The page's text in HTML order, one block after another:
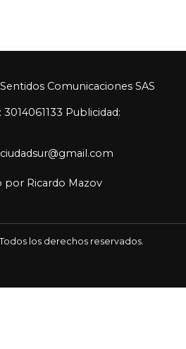
Comunicaciones SAS
Publicidad:
por Ricardo Mazov
los derechos reservados.